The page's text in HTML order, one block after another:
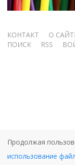
Меню
КОНТАКТ О
ПОИСК
RSS
Продолжая
использование